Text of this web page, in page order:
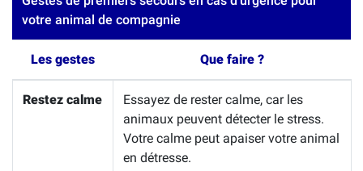
votre animal de compagnie
Les gestes Que faire ?
Restez calme
Essayez de rester calme, car les
animaux peuvent détecter le stress.
Votre calme peut apaiser votre animal
en détresse.